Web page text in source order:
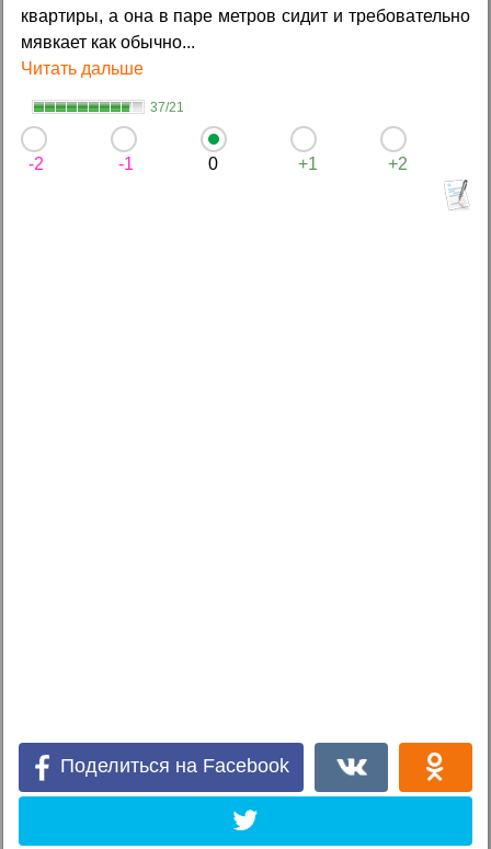
квартиры, а она в паре метров сидит и требовательно
мявкает как обычно...
Читать дальше
37/21
-2 -1 0 +1 +2
Поделиться на Facebook